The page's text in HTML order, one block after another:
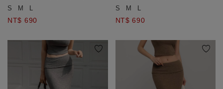
S M L
NT$ 690
S M L
NT$ 690